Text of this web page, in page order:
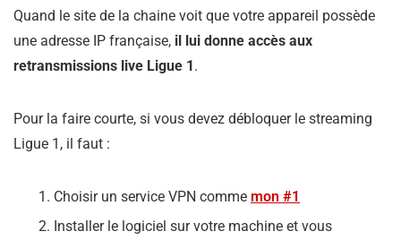
Quand le site de la chaine voit que votre appareil possède
une adresse IP française, il lui donne accès aux
retransmissions live Ligue 1.
Pour la faire courte, si vous devez débloquer le streaming
Ligue 1, il faut :
Choisir un service VPN comme mon #1
Installer le logiciel sur votre machine et vous